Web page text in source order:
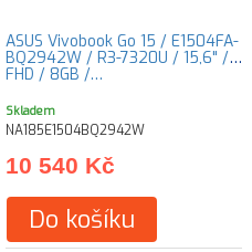
ASUS Vivobook Go 15 / E1504FA-
BQ2942W / R3-7320U / 15,6" /
FHD / 8GB /…
Skladem
NA185E1504BQ2942W
10 540 Kč
Do košíku